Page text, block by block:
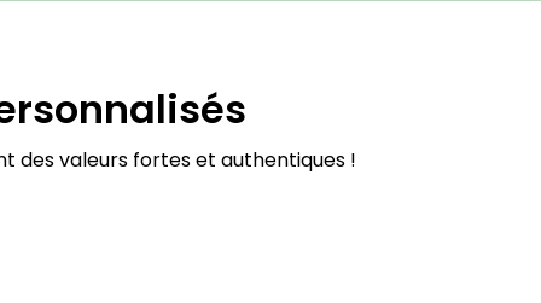
des valeurs fortes et authentiques !